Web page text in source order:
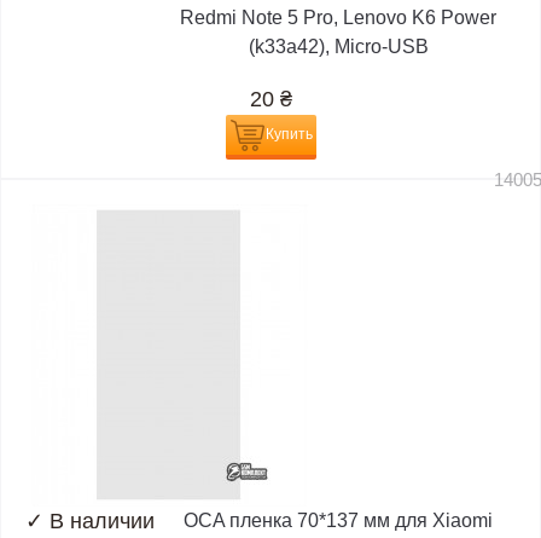
Redmi Note 5 Pro, Lenovo K6 Power
(k33a42), Micro-USB
20 ₴
Купить
✓ В наличии
OCA пленка 70*137 мм для Xiaomi